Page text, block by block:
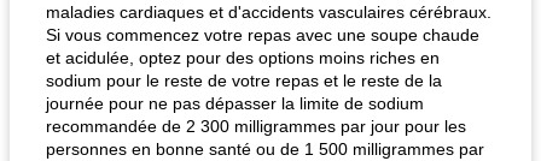
fiesta tostadas le méga's jopp joes
maladies cardiaques et d'accidents vasculaires cérébraux.
Si vous commencez votre repas avec une soupe chaude
et acidulée, optez pour des options moins riches en
sodium pour le reste de votre repas et le reste de la
journée pour ne pas dépasser la limite de sodium
recommandée de 2 300 milligrammes par jour pour les
personnes en bonne santé ou de 1 500 milligrammes par